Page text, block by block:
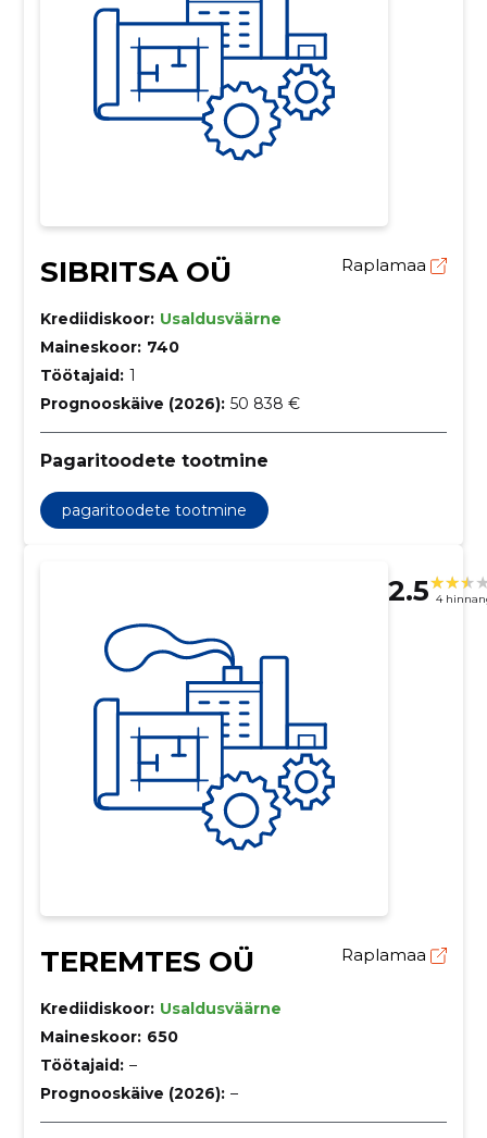
SIBRITSA OÜ Raplamaa
Krediidiskoor: Usaldusväärne
Maineskoor: 740
Töötajaid: 1
Prognooskäive (2026): 50 838 €
Pagaritoodete tootmine
pagaritoodete tootmine
2.5 4
TEREMTES OÜ Raplamaa
Krediidiskoor: Usaldusväärne
Maineskoor: 650
Töötajaid: –
Prognooskäive (2026): –